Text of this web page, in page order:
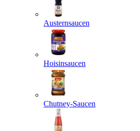
Austernsaucen
Hoisinsaucen
Chutney-Saucen